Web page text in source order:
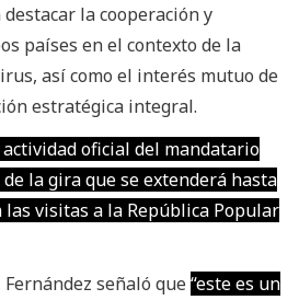
la cooperación y
países en el contexto de la
así como el interés mutuo de
estratégica integral.
oficial del mandatario
la gira que se extenderá hasta
visitas a la República Popular
señaló que“este es un